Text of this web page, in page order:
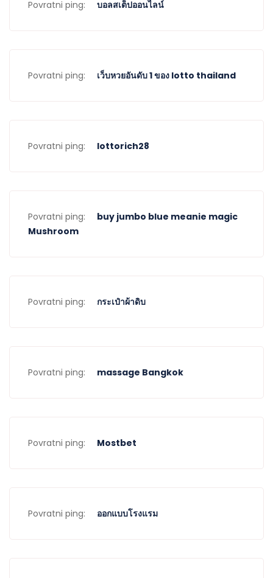
Povratni ping: บอลสเต็ปออนไลน์
Povratni ping: เว็บหวยอันดับ 1 ของ lotto thailand
Povratni ping: lottorich28
Povratni ping:
buy jumbo blue meanie magic
Mushroom
Povratni ping: กระเป๋าผ้าดิบ
Povratni ping: massage Bangkok
Povratni ping: Mostbet
Povratni ping: ออกแบบโรงแรม